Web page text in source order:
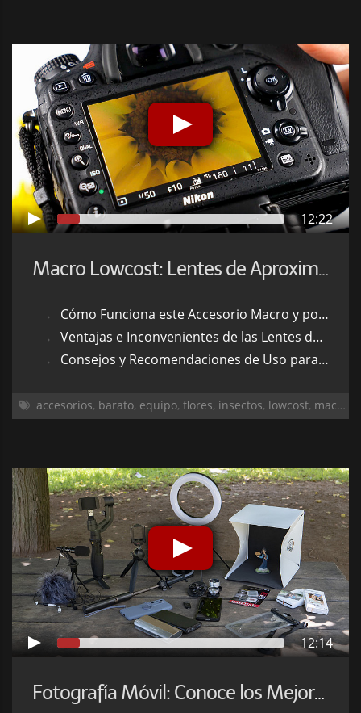
12:22
Macro Lowcost: Lentes de Aproximación
Cómo Funciona este Accesorio Macro y por qué es tan Económico
Ventajas e Inconvenientes de las Lentes de Aproximación
Consejos y Recomendaciones de Uso para Principiantes
accesorios, barato, equipo, flores, insectos, lowcost, macro
12:14
Fotografía Móvil: Conoce los Mejores Accesorios